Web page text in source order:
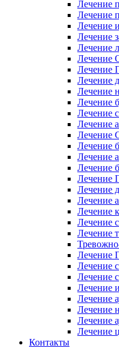
Лечение
Лечение
Лечение
Лечение
Лечение
Лечение
Лечение
Лечение
Лечение
Лечение
Лечение
Лечение
Лечение
Лечение
Лечение
Лечение
Лечение
Лечение
Лечение
Лечение
Лечение
Лечение
Лечение
Лечение
Лечение
Лечение
Лечение
Лечение
Лечение
Лечение
Контакты